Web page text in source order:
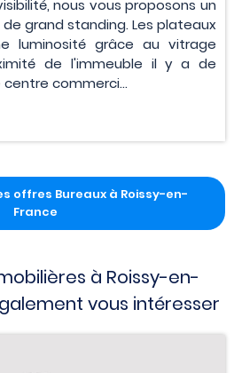
nous vous proposons un
grand standing. Les plateaux
luminosité grâce au vitrage
de l'immeuble il y a de
commerci...
offres Bureaux à Roissy-en-
France
à Roissy-en-
vous intéresser